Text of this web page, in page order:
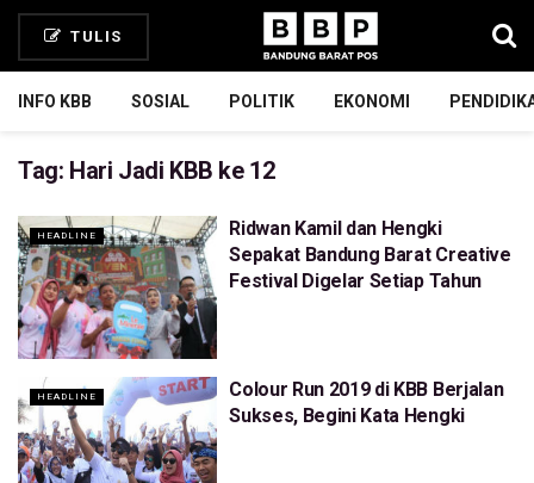
TULIS
INFO KBB SOSIAL POLITIK EKONOMI
Tag: Hari Jadi KBB ke 12
HEADLINE
Ridwan Kamil dan Hengki
Sepakat Bandung Barat Creative
Festival Digelar Setiap Tahun
HEADLINE
Colour Run 2019 di KBB Berjalan
Sukses, Begini Kata Hengki